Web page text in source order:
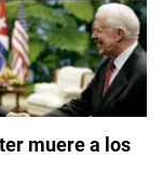
muere a los